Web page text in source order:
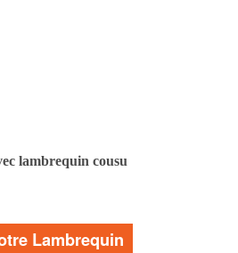
lambrequin cousu
Lambrequin